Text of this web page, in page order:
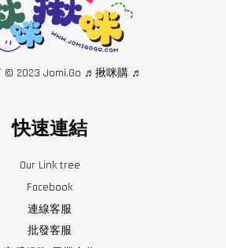
© 2023 Jomi.Go ♬揪咪購 ♬
快速連結
Our Link tree
Facebook
連線客服
批發客服